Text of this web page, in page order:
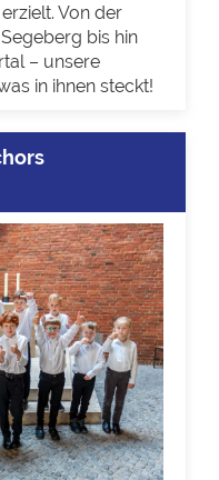
Von der
bis hin
– unsere
in ihnen steckt!